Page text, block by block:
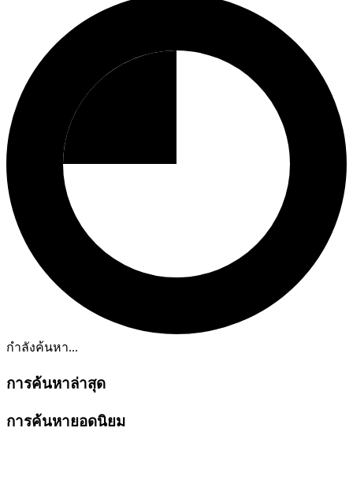
กำลังค้นหา...
การค้นหาล่าสุด
การค้นหายอดนิยม